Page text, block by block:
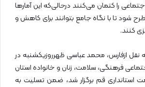
را کتمان می‌کنند درحالی‌که این آمارها
شود تا با نگاه جامع بتوانند برای کاهش و
کنند.
نقل ازفارس، محمد عباسی ظهرروزیکشنبه در
فرهنگی، سلامت، زنان و خانواده استان
استانداری قم برگزار شد، ضمن تسلیت به